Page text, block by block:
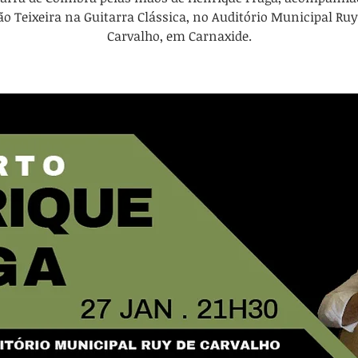
Teixeira na Guitarra Clássica, no Auditório Municipal
Carvalho, em Carnaxide.